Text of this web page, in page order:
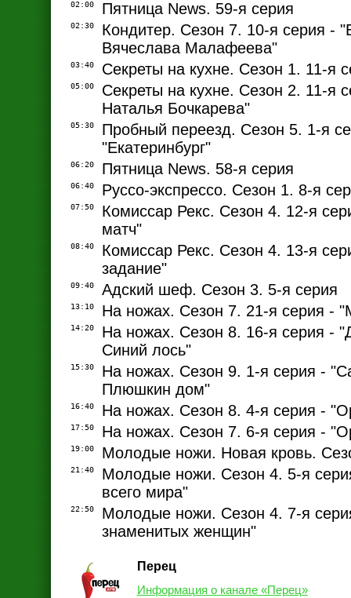
02:00 Пятница News. 59-я серия
02:30
Кондитер. Сезон 7. 10-я серия -
Вячеслава Малафеева"
03:40 Секреты на кухне. Сезон 1. 11-я
05:00
Секреты на кухне. Сезон 2. 11-я
Наталья Бочкарева"
05:30
Пробный переезд. Сезон 5. 1-я
"Екатеринбург"
06:20 Пятница News. 58-я серия
06:40 Руссо-экспрессо. Сезон 1. 8-я
07:50
Комиссар Рекс. Сезон 4. 12-я
матч"
08:40
Комиссар Рекс. Сезон 4. 13-я
задание"
09:40 Адский шеф. Сезон 3. 5-я серия
13:10 На ножах. Сезон 7. 21-я серия -
14:20
На ножах. Сезон 8. 16-я серия -
Синий лось"
15:30
На ножах. Сезон 9. 1-я серия -
Плюшкин дом"
16:40 На ножах. Сезон 8. 4-я серия -
17:50 На ножах. Сезон 7. 6-я серия -
19:00 Молодые ножи. Новая кровь.
21:40
Молодые ножи. Сезон 4. 5-я
всего мира"
22:50
Молодые ножи. Сезон 4. 7-я
знаменитых женщин"
Перец
Информация о канале «Перец»